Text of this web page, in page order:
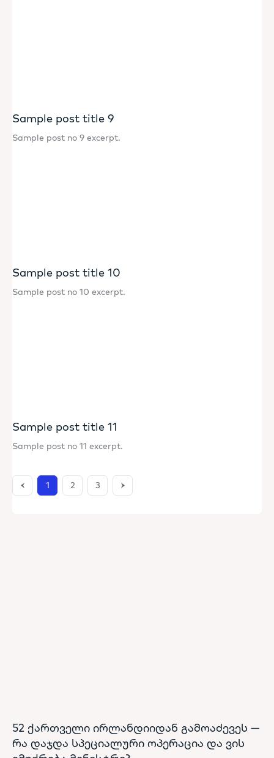
Sample post title 9
Sample post no 9 excerpt.
Sample post title 10
Sample post no 10 excerpt.
Sample post title 11
Sample post no 11 excerpt.
1 2 3
52 ქართველი ირლანდიიდან გამოაძევეს —
რა დაჯდა სპეციალური ოპერაცია და ვის